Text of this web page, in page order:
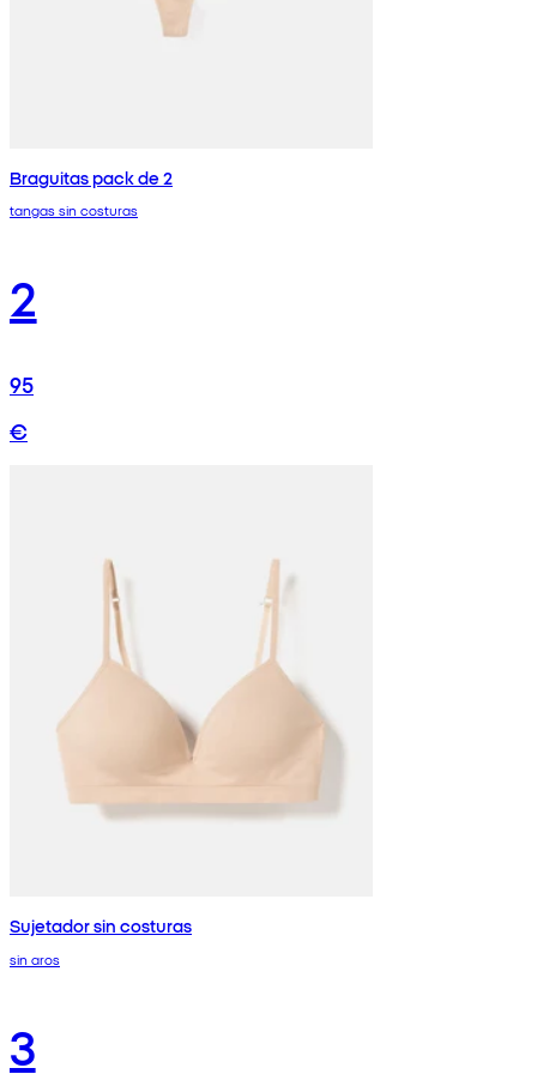
Braguitas pack de 2
tangas sin costuras
2
95
€
Sujetador sin costuras
sin aros
3